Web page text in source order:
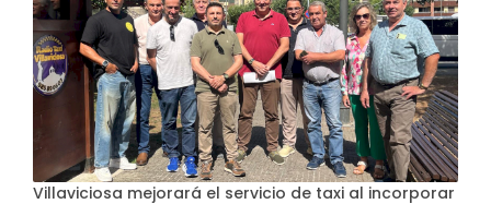
Villaviciosa mejorará el servicio de taxi al incorporar